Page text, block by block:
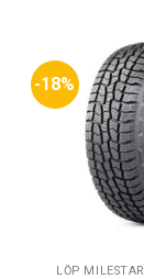
-18%
LỐP MILESTAR